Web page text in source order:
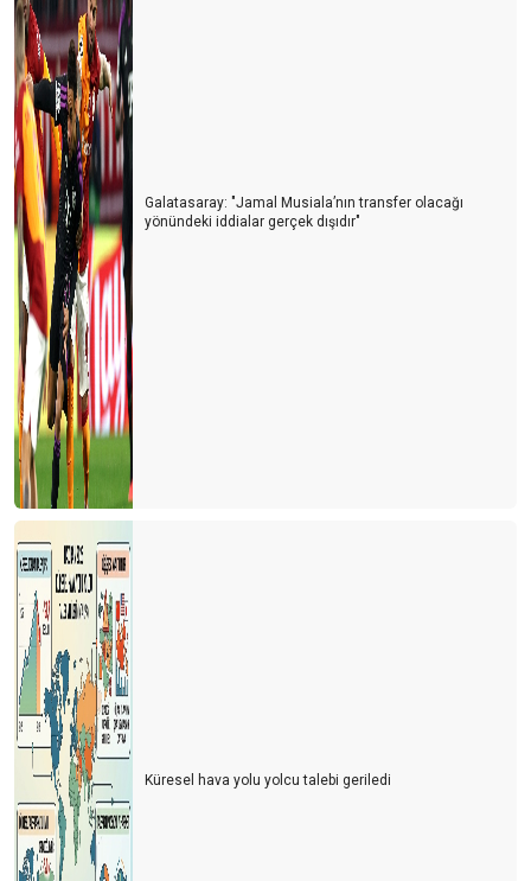
Galatasaray: "Jamal Musiala’nın transfer olacağı
yönündeki iddialar gerçek dışıdır"
Küresel hava yolu yolcu talebi geriledi